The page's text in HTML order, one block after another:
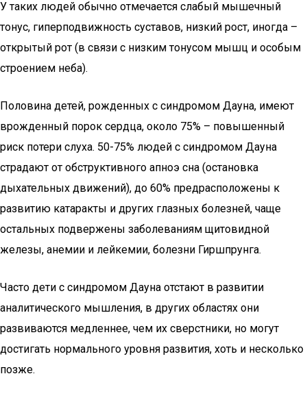
У таких людей обычно отмечается слабый мышечный
тонус, гиперподвижность суставов, низкий рост, иногда –
открытый рот (в связи с низким тонусом мышц и особым
строением неба).
Половина детей, рожденных с синдромом Дауна, имеют
врожденный порок сердца, около 75% – повышенный
риск потери слуха. 50-75% людей с синдромом Дауна
страдают от обструктивного апноэ сна (остановка
дыхательных движений), до 60% предрасположены к
развитию катаракты и других глазных болезней, чаще
остальных подвержены заболеваниям щитовидной
железы, анемии и лейкемии, болезни Гиршпрунга.
Часто дети с синдромом Дауна отстают в развитии
аналитического мышления, в других областях они
развиваются медленнее, чем их сверстники, но могут
достигать нормального уровня развития, хоть и несколько
позже.